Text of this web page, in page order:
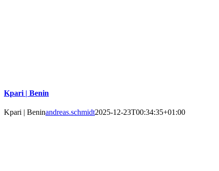
Kpari | Benin
Kpari | Beninandreas.schmidt2025-12-23T00:34:35+01:00